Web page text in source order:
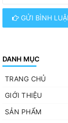
GỬI BÌNH
DANH MỤC
TRANG CHỦ
GIỚI THIỆU
SẢN PHẨM